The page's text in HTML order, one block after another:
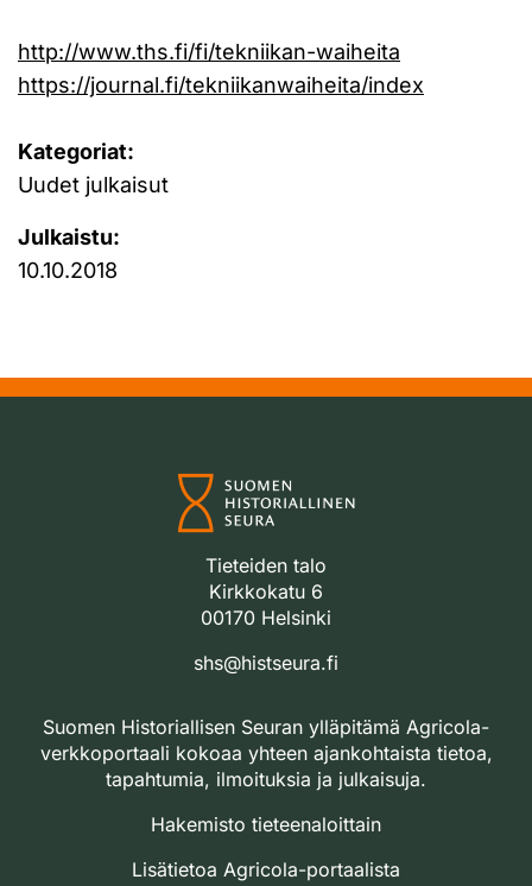
http://www.ths.fi/fi/tekniikan-waiheita
https://journal.fi/tekniikanwaiheita/index
Kategoriat:
Uudet julkaisut
Julkaistu:
10.10.2018
Tieteiden talo
Kirkkokatu 6
00170 Helsinki
shs@histseura.fi
Suomen Historiallisen Seuran ylläpitämä Agricola-
verkkoportaali kokoaa yhteen ajankohtaista tietoa,
tapahtumia, ilmoituksia ja julkaisuja.
Hakemisto tieteenaloittain
Lisätietoa Agricola-portaalista